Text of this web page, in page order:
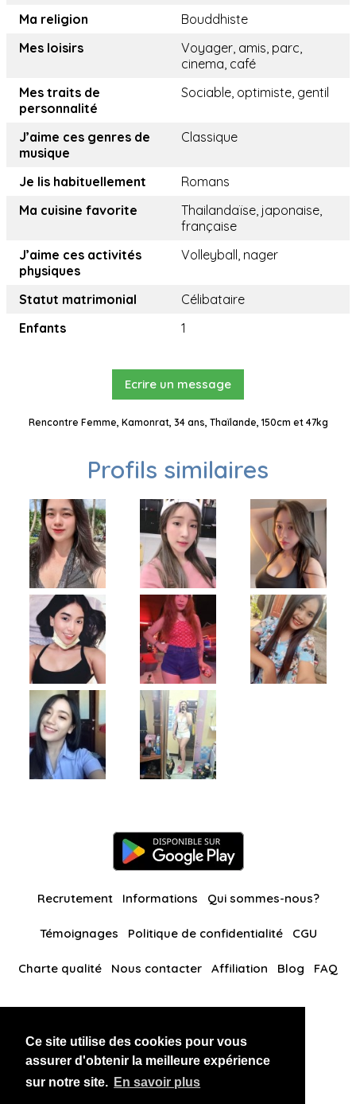
Ce site utilise des cookies pour vous
assurer d'obtenir la meilleure expérience
sur notre site. En savoir plus
Ma religion
Bouddhiste
Mes loisirs
Voyager, amis, parc,
cinema, café
Mes traits de
personnalité
Sociable, optimiste, gentil
J’aime ces genres de
musique
Classique
Je lis habituellement
Romans
Ma cuisine favorite
Thailandaïse, japonaise,
française
J’aime ces activités
physiques
Volleyball, nager
Statut matrimonial
Célibataire
Enfants
1
Ecrire un message
Rencontre Femme, Kamonrat, 34 ans, Thaïlande, 150cm et 47kg
Profils similaires
Recrutement Informations Qui sommes-nous?
Témoignages Politique de confidentialité CGU
Charte qualité Nous contacter Affiliation Blog FAQ
BlackAndBeauties RussianKisses